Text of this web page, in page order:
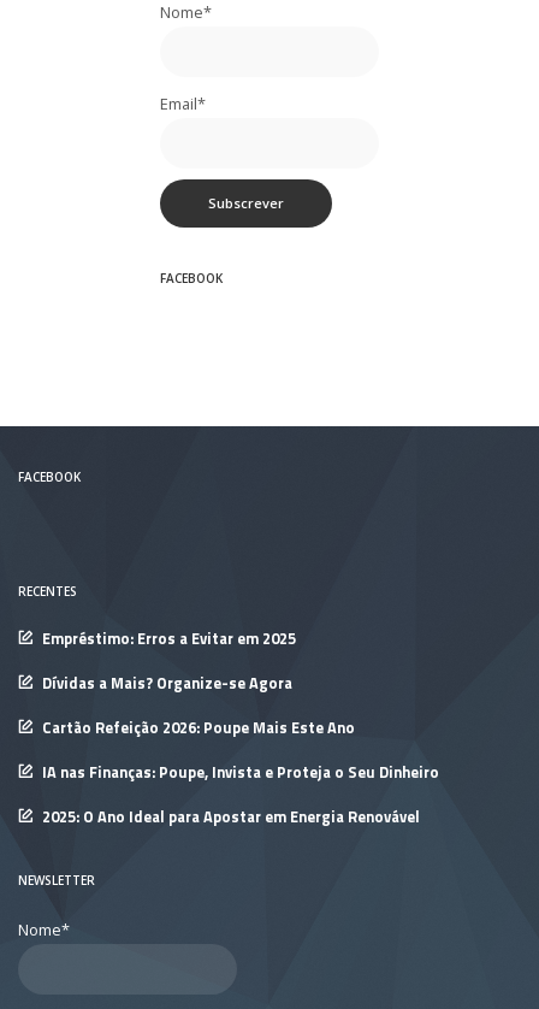
Nome*
Email*
FACEBOOK
FACEBOOK
RECENTES
Empréstimo: Erros a Evitar em 2025
Dívidas a Mais? Organize-se Agora
Cartão Refeição 2026: Poupe Mais Este Ano
IA nas Finanças: Poupe, Invista e Proteja o Seu Dinheiro
2025: O Ano Ideal para Apostar em Energia Renovável
NEWSLETTER
Nome*